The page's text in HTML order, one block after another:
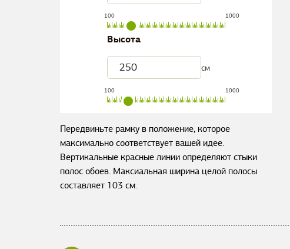
100 1000
Высота
см
100 1000
Передвиньте рамку в положение, которое
максимально соответствует вашей идее.
Вертикальные красные линии определяют стыки
полос обоев. Максиальная ширина целой полосы
составляет 103 см.